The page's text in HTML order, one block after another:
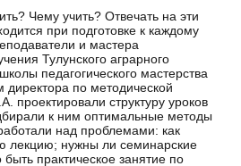
Чему учить? Отвечать на эти
при подготовке к каждому
и мастера
Тулунского аграрного
педагогического мастерства
директора по методической
проектировали структуру уроков
к ним оптимальные методы
над проблемами: как
лекцию; нужны ли семинарские
практическое занятие по